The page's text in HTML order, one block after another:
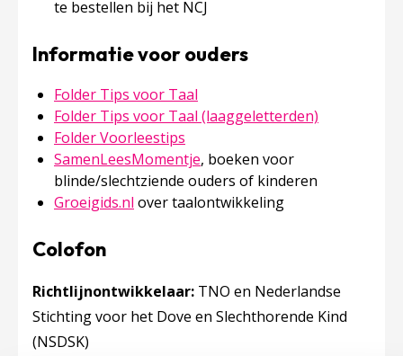
te bestellen bij het NCJ
Informatie voor ouders
Folder Tips voor Taal
Folder Tips voor Taal (laaggeletterden)
Folder Voorleestips
SamenLeesMomentje, boeken voor
blinde/slechtziende ouders of kinderen
Groeigids.nl over taalontwikkeling
Colofon
Richtlijnontwikkelaar: TNO en Nederlandse
Stichting voor het Dove en Slechthorende Kind
(NSDSK)